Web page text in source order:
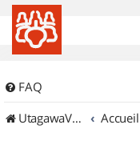
FAQ
UtagawaVTT (Randos VTT et VTTAE avec traces GPS)